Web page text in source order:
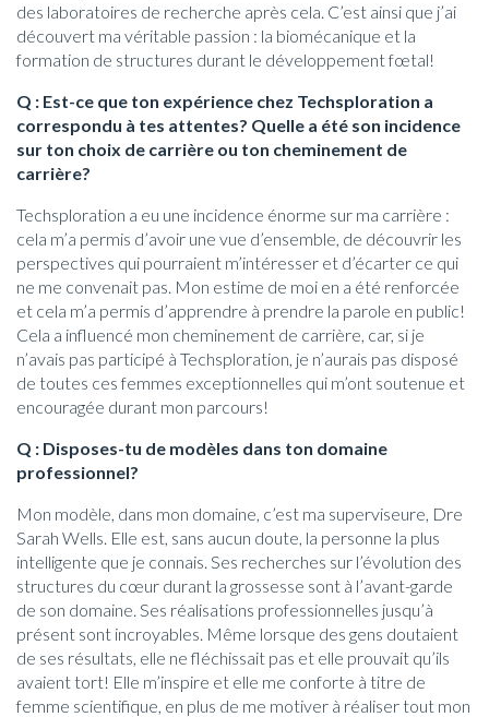
des laboratoires de recherche après cela. C’est ainsi que j’ai
découvert ma véritable passion : la biomécanique et la
formation de structures durant le développement fœtal!
Q : Est-ce que ton expérience chez Techsploration a
correspondu à tes attentes? Quelle a été son incidence
sur ton choix de carrière ou ton cheminement de
carrière?
Techsploration a eu une incidence énorme sur ma carrière :
cela m’a permis d’avoir une vue d’ensemble, de découvrir les
perspectives qui pourraient m’intéresser et d’écarter ce qui
ne me convenait pas. Mon estime de moi en a été renforcée
et cela m’a permis d’apprendre à prendre la parole en public!
Cela a influencé mon cheminement de carrière, car, si je
n’avais pas participé à Techsploration, je n’aurais pas disposé
de toutes ces femmes exceptionnelles qui m’ont soutenue et
encouragée durant mon parcours!
Q : Disposes-tu de modèles dans ton domaine
professionnel?
Mon modèle, dans mon domaine, c’est ma superviseure, Dre
Sarah Wells. Elle est, sans aucun doute, la personne la plus
intelligente que je connais. Ses recherches sur l’évolution des
structures du cœur durant la grossesse sont à l’avant-garde
de son domaine. Ses réalisations professionnelles jusqu’à
présent sont incroyables. Même lorsque des gens doutaient
de ses résultats, elle ne fléchissait pas et elle prouvait qu’ils
avaient tort! Elle m’inspire et elle me conforte à titre de
femme scientifique, en plus de me motiver à réaliser tout mon